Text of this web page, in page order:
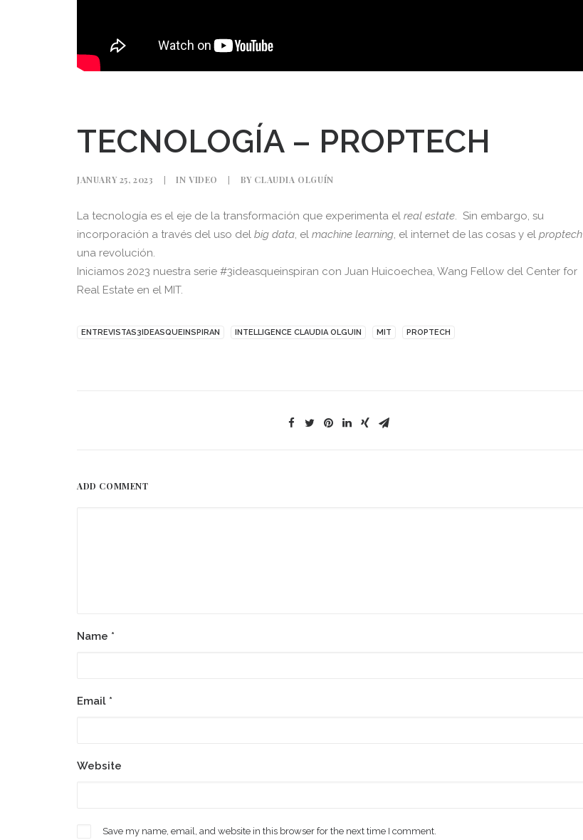
TECNOLOGÍA – PROPTECH
JANUARY 25, 2023 | INVIDEO | BY CLAUDIA OLGUÍN
La tecnología es el eje de la transformación que experimenta el real estate. Sin embargo, su
incorporación a través del uso del big data, el machine learning, el internet de las cosas y el proptech
una revolución.
Iniciamos 2023 nuestra serie #3ideasqueinspiran con Juan Huicoechea, Wang Fellow del Center for
Real Estate en el MIT.
ENTREVISTAS3IDEASQUEINSPIRAN INTELLIGENCE CLAUDIA OLGUIN MIT PROPTECH
ADD COMMENT
Name *
Email *
Website
Save my name, email, and website in this browser for the next time I comment.